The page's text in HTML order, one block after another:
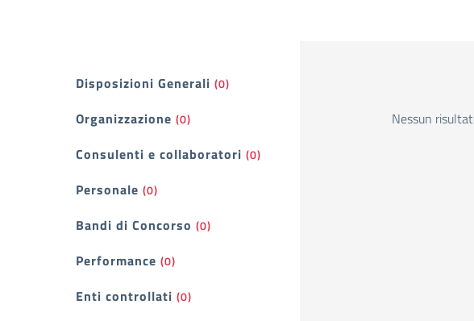
Filtri
Disposizioni Generali (0)
Organizzazione (0)
Consulenti e collaboratori (0)
Personale (0)
Bandi di Concorso (0)
Performance (0)
Enti controllati (0)
Nessun